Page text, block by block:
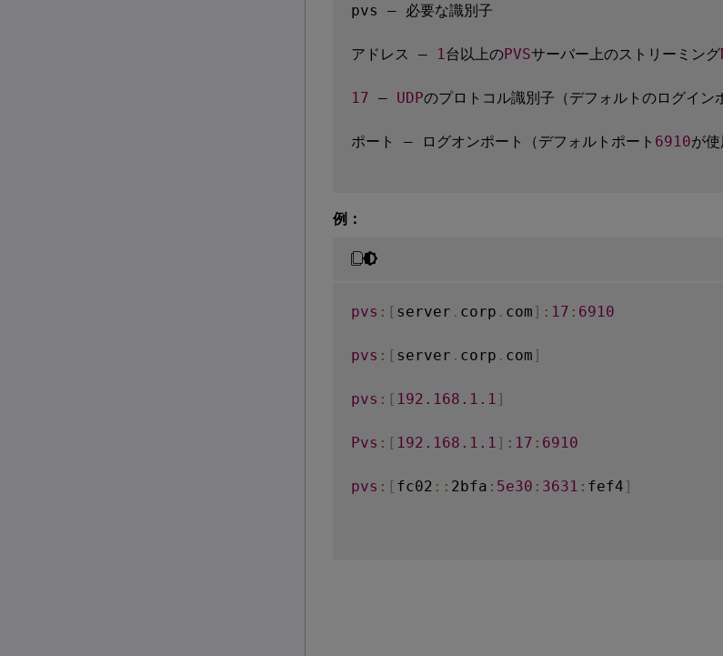
pvs – 必要な識別子
アドレス – 1 台以上のPVSサーバー上のストリーミング
17 – UDPのプロトコル識別子（デフォルトのログイン
ポート – ログオンポート（デフォルトポート 6910が使
例：
pvs : [ server . corp . com ] : 17 : 6910
pvs : [ server . corp . com ]
pvs : [ 192.168 .1 .1 ]
Pvs : [ 192.168 .1 .1 ] : 17 : 6910
pvs : [ fc02 : : 2bfa : 5e30 : 3631 : fef4 ]